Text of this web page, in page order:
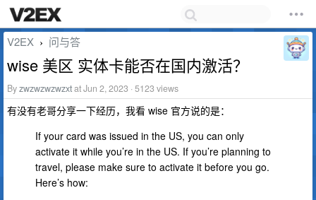
V2EX › 问与答
wise 美区 实体卡能否在国内激活？
Byzwzwzwzwzxtat Jun 2, 2023 · 5123 views
有没有老哥分享一下经历，我看 wise 官方说的是：
If your card was issued in the US, you can only
activate it while you’re in the US. If you’re planning to
travel, please make sure to activate it before you go.
Here’s how: